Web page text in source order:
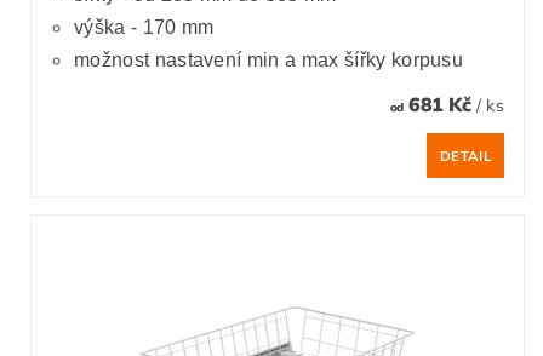
výška - 170 mm
možnost nastavení min a max šířky korpusu
od681 Kč / ks
DETAIL